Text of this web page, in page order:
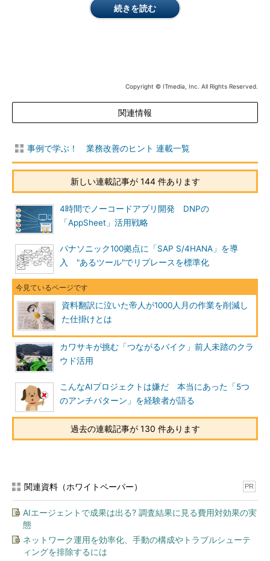
続きを読む
Copyright © ITmedia, Inc. All Rights Reserved.
関連情報
事例で学ぶ！ 業務改善のヒント 連載一覧
新しい連載記事が 144 件あります
4時間でノーコードアプリ開発 DNPの
「AppSheet」活用戦略
パナソニック100拠点に「SAP S/4HANA」を導
入 "あるツール"でリプレースを標準化
資料翻訳に泣いた帝人が1000人月の作業を削減し
た仕掛けとは
カワサキが挑む「つながるバイク」前人未踏のクラ
ウド活用
こんなAIプロジェクトは嫌だ 本当にあった「5つ
のアンチパターン」を経験者が語る
過去の連載記事が 130 件あります
関連資料（ホワイトペーパー） PR
AIエージェントで成果は出る? 調査結果に見る費用対効果の実
態
ネットワーク運用を効率化、手動の構成やトラブルシューテ
ィングを排除するには